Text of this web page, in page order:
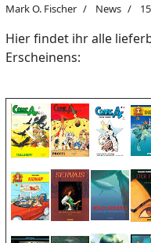
Mark O. Fischer News
Hier findet ihr alle
Erscheinens: